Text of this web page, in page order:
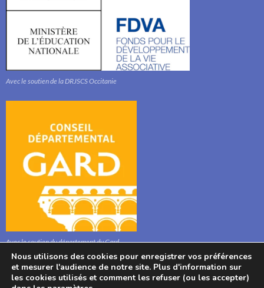
Avec le soutien de la DRJSCS Occitanie
Avec le soutien du département du Gard
Nous utilisons des cookies pour enregistrer vos préférences
et mesurer l'audience de notre site. Plus d'information sur
les cookies utilisés et comment les refuser (ou les accepter)